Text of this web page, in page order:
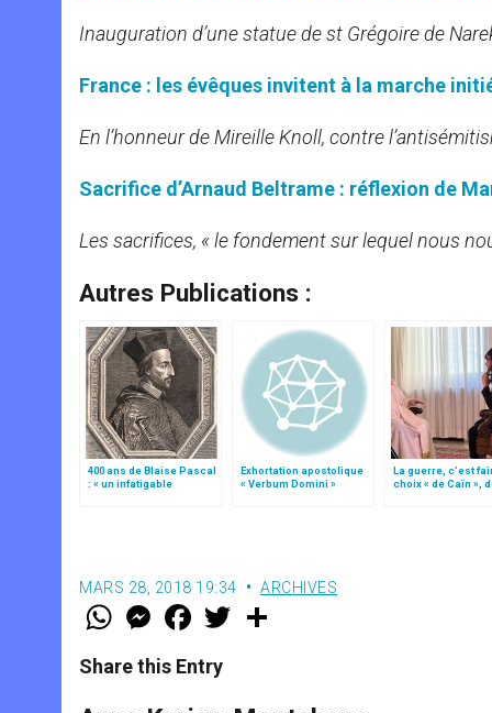
Inauguration d’une statue de st Grégoire de
France : les évêques invitent à la marche
En l’honneur de Mireille Knoll, contre
Sacrifice d’Arnaud Beltrame : réflexion de
Les sacrifices, « le fondement sur lequel nous
Autres Publications :
400 ans de Blaise Pascal
: « un infatigable
Exhortation apostolique
« Verbum Domini »
La guerre, c’est
choix « de Caïn »,
MARS 28, 2018 19:34 ARCHIVES
W
t
s
M
e
s
e
F
a
e
b
w
Share this Entry